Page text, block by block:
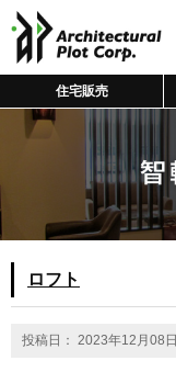
住宅販売
ロフト
投稿日： 2023年12月08日